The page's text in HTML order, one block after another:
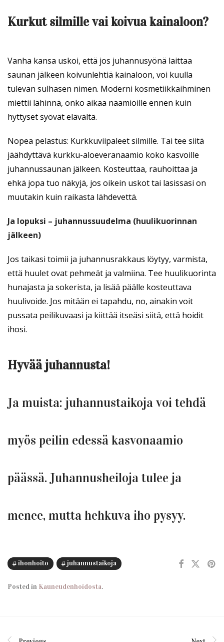
Kurkut silmille vai koivua kainaloon?
Vanha kansa uskoi, että jos juhannusyönä laittaa
saunan jälkeen koivunlehtiä kainaloon, voi kuulla
tulevan sulhasen nimen. Moderni kosmetiikkaihminen
miettii lähinnä, onko aikaa naamioille ennen kuin
hyttyset syövät elävältä.
Nopea pelastus: Kurkkuviipaleet silmille. Tai tee siitä
jäähdyttävä kurkku-aloeveranaamio koko kasvoille
juhannussaunan jälkeen. Kosteuttaa, rauhoittaa ja
ehkä jopa tuo näkyjä, jos oikein uskot tai lasissasi on
muutakin kuin raikasta lähdevettä.
Ja lopuksi – juhannussuudelma (huulikuorinnan
jälkeen)
Jos taikasi toimii ja juhannusrakkaus löytyy, varmista,
että huulet ovat pehmeät ja valmiina. Tee huulikuorinta
hunajasta ja sokerista, ja lisää päälle kosteuttava
huulivoide. Jos mitään ei tapahdu, no, ainakin voit
pussata peilikuvaasi ja kiittää itseäsi siitä, että hoidit
ihosi.
Hyvää juhannusta!
Ja muista: juhannustaikoja voi tehdä
myös peilin edessä kasvonaamio
päässä. Juhannusheiloja tulee ja
menee, mutta hehkuva iho pysyy.
ihonhoito juhannustaikoja
Posted in Kauneudenhoidosta.